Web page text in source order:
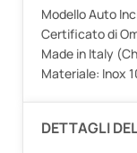
Modello Auto
Certificato di
Made in Italy
Materiale: Inox
DETTAGLI